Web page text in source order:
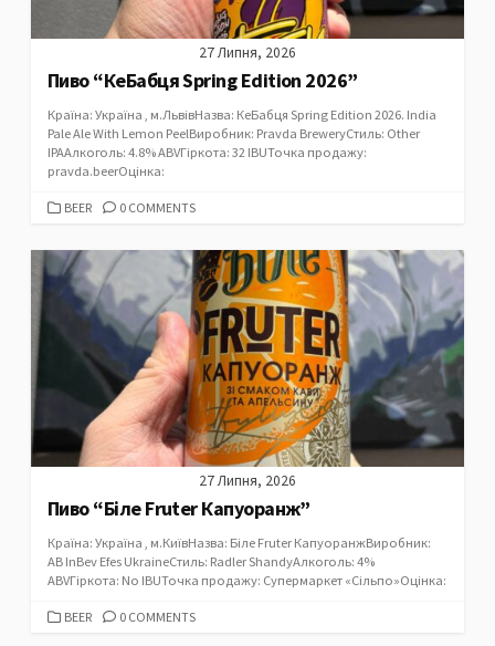
27 Липня, 2026
Пиво “КеБабця Spring Edition 2026”
Країна: Україна , м.ЛьвівНазва: КеБабця Spring Edition 2026. India
Pale Ale With Lemon PeelВиробник: Pravda BreweryСтиль: Other
IPAАлкоголь: 4.8% ABVГіркота: 32 IBUТочка продажу:
pravda.beerОцінка:
CATEGORIES
BEER 0 COMMENTS
27 Липня, 2026
Пиво “Біле Fruter Капуоранж”
Країна: Україна , м.КиївНазва: Біле Fruter КапуоранжВиробник:
AB InBev Efes UkraineСтиль: Radler ShandyАлкоголь: 4%
ABVГіркота: No IBUТочка продажу: Супермаркет «Сільпо»Оцінка:
CATEGORIES
BEER 0 COMMENTS